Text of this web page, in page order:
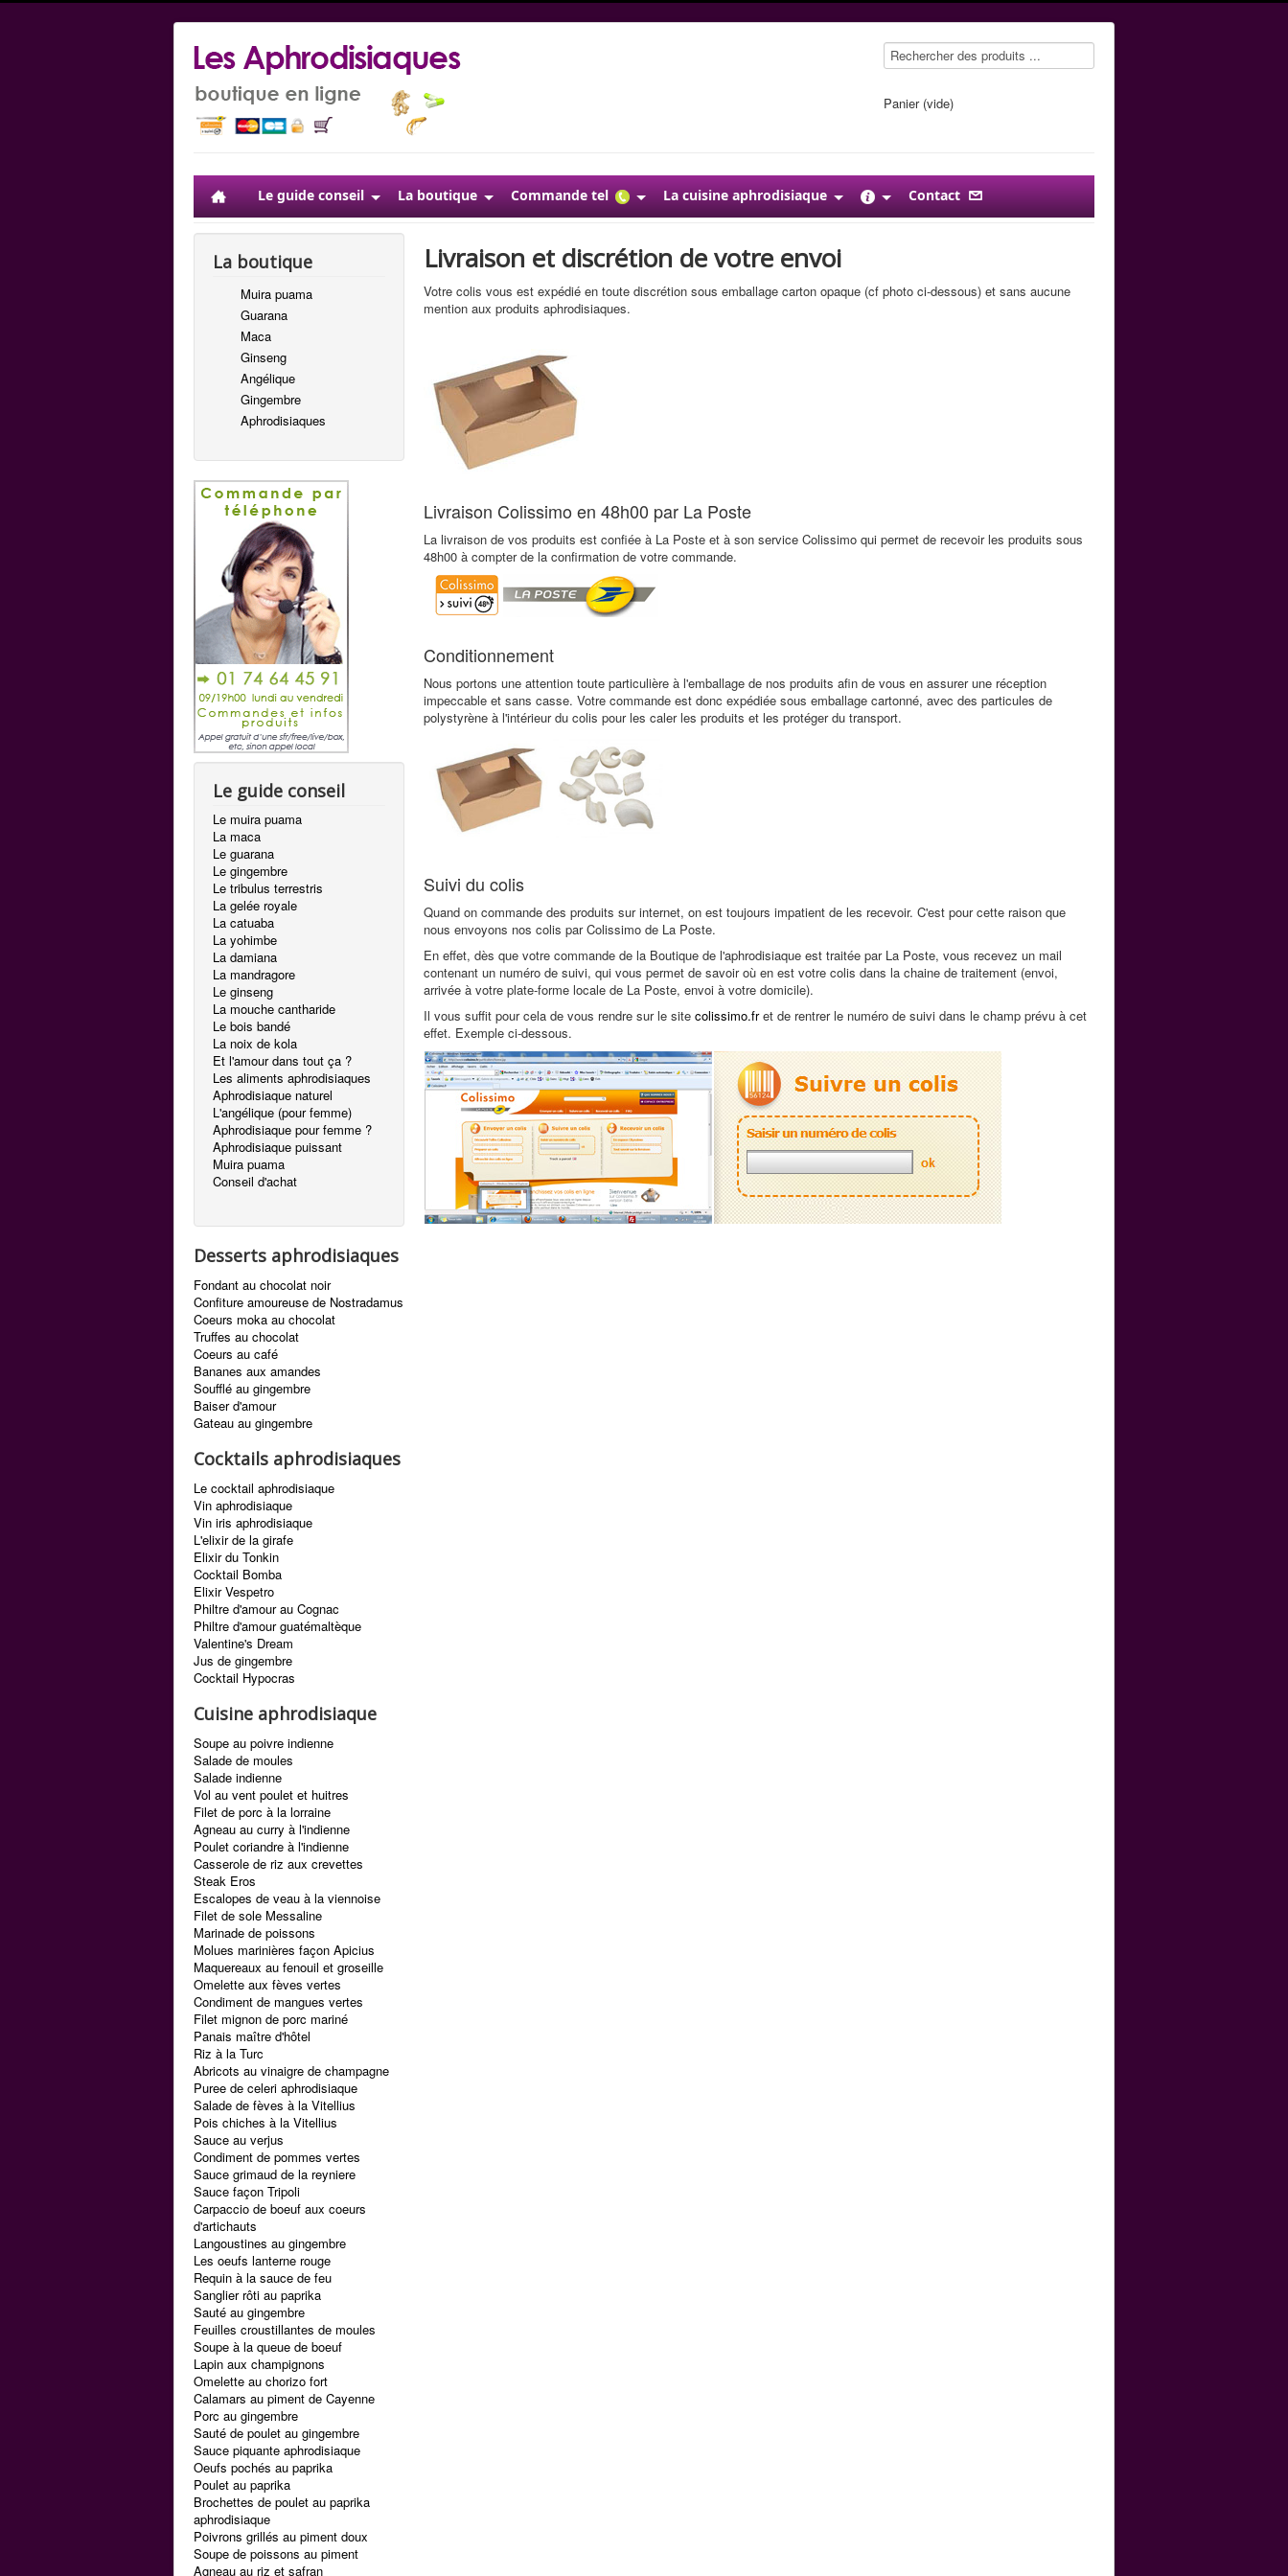
Panier (vide)
Le guide conseil La boutique Commande tel La cuisine aphrodisiaque Contact
La boutique
Muira puama
Guarana
Maca
Ginseng
Angélique
Gingembre
Aphrodisiaques
Le guide conseil
Le muira puama
La maca
Le guarana
Le gingembre
Le tribulus terrestris
La gelée royale
La catuaba
La yohimbe
La damiana
La mandragore
Le ginseng
La mouche cantharide
Le bois bandé
La noix de kola
Et l'amour dans tout ça ?
Les aliments aphrodisiaques
Aphrodisiaque naturel
L'angélique (pour femme)
Aphrodisiaque pour femme ?
Aphrodisiaque puissant
Muira puama
Conseil d'achat
Desserts aphrodisiaques
Fondant au chocolat noir
Confiture amoureuse de Nostradamus
Coeurs moka au chocolat
Truffes au chocolat
Coeurs au café
Bananes aux amandes
Soufflé au gingembre
Baiser d'amour
Gateau au gingembre
Cocktails aphrodisiaques
Le cocktail aphrodisiaque
Vin aphrodisiaque
Vin iris aphrodisiaque
L'elixir de la girafe
Elixir du Tonkin
Cocktail Bomba
Elixir Vespetro
Philtre d'amour au Cognac
Philtre d'amour guatémaltèque
Valentine's Dream
Jus de gingembre
Cocktail Hypocras
Cuisine aphrodisiaque
Soupe au poivre indienne
Salade de moules
Salade indienne
Vol au vent poulet et huitres
Filet de porc à la lorraine
Agneau au curry à l'indienne
Poulet coriandre à l'indienne
Casserole de riz aux crevettes
Steak Eros
Escalopes de veau à la viennoise
Filet de sole Messaline
Marinade de poissons
Molues marinières façon Apicius
Maquereaux au fenouil et groseille
Omelette aux fèves vertes
Condiment de mangues vertes
Filet mignon de porc mariné
Panais maître d'hôtel
Riz à la Turc
Abricots au vinaigre de champagne
Puree de celeri aphrodisiaque
Salade de fèves à la Vitellius
Pois chiches à la Vitellius
Sauce au verjus
Condiment de pommes vertes
Sauce grimaud de la reyniere
Sauce façon Tripoli
Carpaccio de boeuf aux coeurs
d'artichauts
Langoustines au gingembre
Les oeufs lanterne rouge
Requin à la sauce de feu
Sanglier rôti au paprika
Sauté au gingembre
Feuilles croustillantes de moules
Soupe à la queue de boeuf
Lapin aux champignons
Omelette au chorizo fort
Calamars au piment de Cayenne
Porc au gingembre
Sauté de poulet au gingembre
Sauce piquante aphrodisiaque
Oeufs pochés au paprika
Poulet au paprika
Brochettes de poulet au paprika
aphrodisiaque
Poivrons grillés au piment doux
Soupe de poissons au piment
Agneau au riz et safran
Livraison et discrétion de votre envoi
Votre colis vous est expédié en toute discrétion sous emballage carton opaque (cf photo ci-dessous) et sans aucune
mention aux produits aphrodisiaques.
Livraison Colissimo en 48h00 par La Poste
La livraison de vos produits est confiée à La Poste et à son service Colissimo qui permet de recevoir les produits sous
48h00 à compter de la confirmation de votre commande.
Conditionnement
Nous portons une attention toute particulière à l'emballage de nos produits afin de vous en assurer une réception
impeccable et sans casse. Votre commande est donc expédiée sous emballage cartonné, avec des particules de
polystyrène à l'intérieur du colis pour les caler les produits et les protéger du transport.
Suivi du colis
Quand on commande des produits sur internet, on est toujours impatient de les recevoir. C'est pour cette raison que
nous envoyons nos colis par Colissimo de La Poste.
En effet, dès que votre commande de la Boutique de l'aphrodisiaque est traitée par La Poste, vous recevez un mail
contenant un numéro de suivi, qui vous permet de savoir où en est votre colis dans la chaine de traitement (envoi,
arrivée à votre plate-forme locale de La Poste, envoi à votre domicile).
Il vous suffit pour cela de vous rendre sur le site colissimo.fret de rentrer le numéro de suivi dans le champ prévu à cet
effet. Exemple ci-dessous.